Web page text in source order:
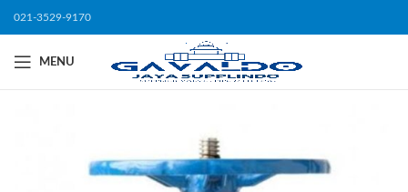
021-3529-9170
MENU